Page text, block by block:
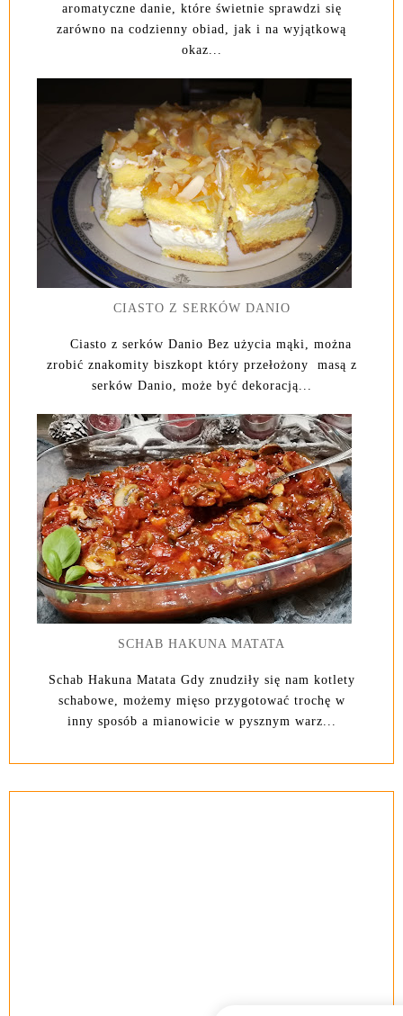
aromatyczne danie, które świetnie sprawdzi się
zarówno na codzienny obiad, jak i na wyjątkową
okaz...
CIASTO Z SERKÓW DANIO
Ciasto z serków Danio Bez użycia mąki, można
zrobić znakomity biszkopt który przełożony masą z
serków Danio, może być dekoracją...
SCHAB HAKUNA MATATA
Schab Hakuna Matata Gdy znudziły się nam kotlety
schabowe, możemy mięso przygotować trochę w
inny sposób a mianowicie w pysznym warz...